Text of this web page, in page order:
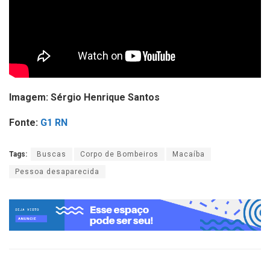
Imagem: Sérgio Henrique Santos
Fonte: G1 RN
Tags: Buscas Corpo de Bombeiros Macaíba
Pessoa desaparecida